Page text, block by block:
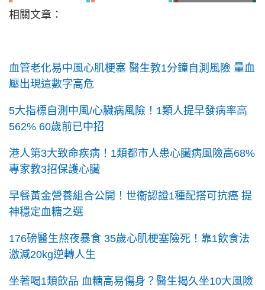
相關文章：
血管老化易中風心肌梗塞 醫生教1分鐘自測風險 量血
壓出現這數字高危
5大指標自測中風/心臟病風險！1類人提早發病率高
562% 60歲前已中招
港人第3大致命疾病！1類都市人患心臟病風險高68%
專家教3招保護心臟
早餐黃金營養組合公開！世衞認證1種配搭可抗癌 提
神穩定血糖之選
176磅醫生熬夜暴食 35歲心肌梗塞險死！靠1飲食法
激減20kg逆轉人生
坐著喝1類飲品 血糖高易傷身？醫生揭久坐10大風險